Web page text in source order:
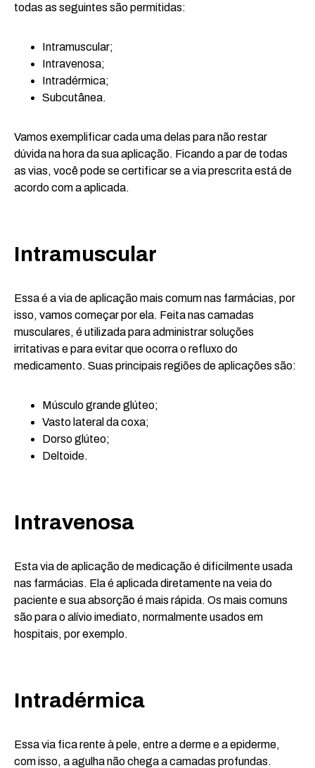
todas as seguintes são permitidas:
Intramuscular;
Intravenosa;
Intradérmica;
Subcutânea.
Vamos exemplificar cada uma delas para não restar
dúvida na hora da sua aplicação. Ficando a par de todas
as vias, você pode se certificar se a via prescrita está de
acordo com a aplicada.
Intramuscular
Essa é a via de aplicação mais comum nas farmácias, por
isso, vamos começar por ela. Feita nas camadas
musculares, é utilizada para administrar soluções
irritativas e para evitar que ocorra o refluxo do
medicamento. Suas principais regiões de aplicações são:
Músculo grande glúteo;
Vasto lateral da coxa;
Dorso glúteo;
Deltoide.
Intravenosa
Esta via de aplicação de medicação é dificilmente usada
nas farmácias. Ela é aplicada diretamente na veia do
paciente e sua absorção é mais rápida. Os mais comuns
são para o alívio imediato, normalmente usados em
hospitais, por exemplo.
Intradérmica
Essa via fica rente à pele, entre a derme e a epiderme,
com isso, a agulha não chega a camadas profundas.